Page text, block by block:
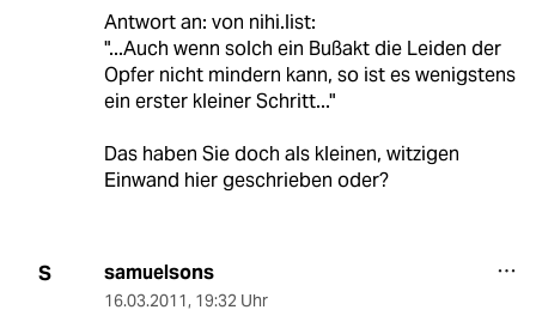
Antwort an: von nihi.list:
"...Auch wenn solch ein Bußakt die Leiden der
Opfer nicht mindern kann, so ist es wenigstens
ein erster kleiner Schritt..."
Das haben Sie doch als kleinen, witzigen
Einwand hier geschrieben oder?
S samuelsons
16.03.2011, 19:32 Uhr